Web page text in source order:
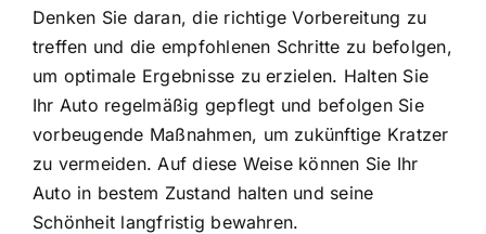
Denken Sie daran, die richtige Vorbereitung zu
treffen und die empfohlenen Schritte zu befolgen,
um optimale Ergebnisse zu erzielen. Halten Sie
Ihr Auto regelmäßig gepflegt und befolgen Sie
vorbeugende Maßnahmen, um zukünftige Kratzer
zu vermeiden. Auf diese Weise können Sie Ihr
Auto in bestem Zustand halten und seine
Schönheit langfristig bewahren.